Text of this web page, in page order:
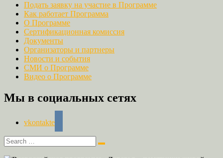
Подать заявку на участие в Программе
Как работает Программа
О Программе
Сертификационная комиссия
Документы
Организаторы и партнеры
Новости и события
СМИ о Программе
Видео о Программе
Мы в социальных сетях
vkontakte